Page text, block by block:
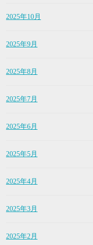
2025年10月
2025年9月
2025年8月
2025年7月
2025年6月
2025年5月
2025年4月
2025年3月
2025年2月